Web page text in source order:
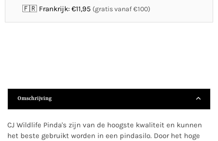
🇫🇷 Frankrijk: €11,95 (gratis vanaf €100)
Omschrijving
CJ Wildlife Pinda's zijn van de hoogste kwaliteit en kunnen
het beste gebruikt worden in een pindasilo. Door het hoge